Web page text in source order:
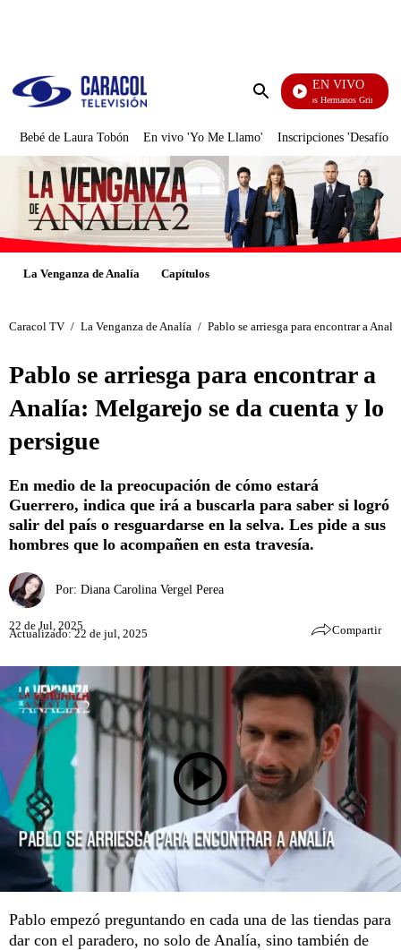
Enviar
EN VIVO
Cuentos De Los Hermanos Grimm
Bebé de Laura Tobón En vivo 'Yo Me Llamo' Inscripciones 'Desafío'
La Venganza de Analía Capítulos
Caracol TV / La Venganza de Analía / Pablo se arriesga para encontrar a
Pablo se arriesga para encontrar a
Analía: Melgarejo se da cuenta y lo
persigue
En medio de la preocupación de cómo estará
Guerrero, indica que irá a buscarla para saber si logró
salir del país o resguardarse en la selva. Les pide a sus
hombres que lo acompañen en esta travesía.
Por: Diana Carolina Vergel Perea
22 de Jul, 2025
Actualizado: 22 de jul, 2025 Compartir
Pablo empezó preguntando en cada una de las tiendas para
dar con el paradero, no solo de Analía, sino también de